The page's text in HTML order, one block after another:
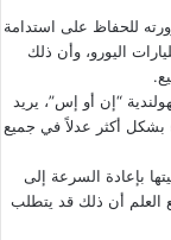
للحفاظ على استدامة
اليورو، وأن ذلك
“إن أو إس”، يريد
بشكل أكثر عدلاً في جميع
بإعادة السرعة إلى
أن ذلك قد يتطلب